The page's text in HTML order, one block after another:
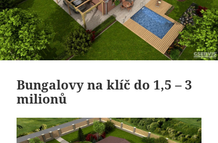
Bungalovy na klíč do 1,5 – 3
milionů